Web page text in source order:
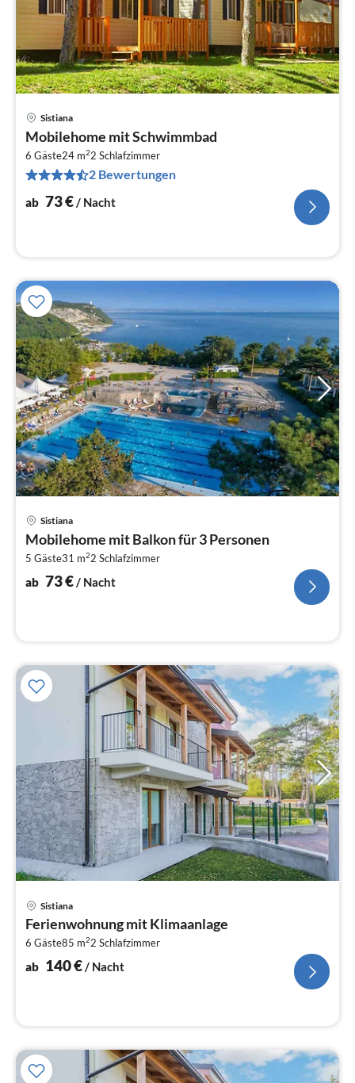
Sistiana
Mobilehome mit Schwimmbad
6 Gäste24 m22 Schlafzimmer
2 Bewertungen
ab 73€ / Nacht
Sistiana
Mobilehome mit Balkon für 3 Personen
5 Gäste31 m22 Schlafzimmer
ab 73€/ Nacht
Sistiana
Ferienwohnung mit Klimaanlage
6 Gäste85 m22 Schlafzimmer
ab 140€/ Nacht